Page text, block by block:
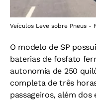
Veículos Leve sobre Pneus -
O modelo de SP
baterias de fosfato
autonomia de 250
completa de três
passageiros, além dos